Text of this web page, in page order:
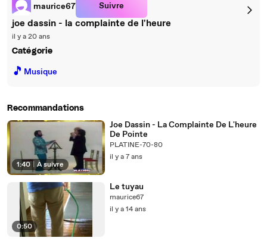
maurice67 Suivre
joe dassin - la complainte de l'heure
il y a 20 ans
Catégorie
🎵 Musique
Recommandations
1:40 À suivre
Joe Dassin - La Complainte De L'heure
De Pointe
PLATINE-70-80
il y a 7 ans
0:50
Le tuyau
maurice67
il y a 14 ans